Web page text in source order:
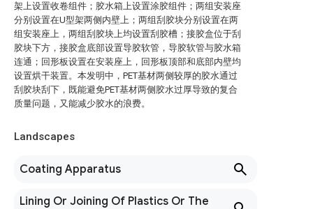
架上设置收卷组件；胶水箱上设置涂胶组件；两组安装座
分别设置在U型架两侧内壁上；两组刮胶块分别设置在两
组安装座上，两组刮胶块上均设置刮胶槽；接胶盒位于刮
胶块下方，接胶盒底部设置导胶软管，导胶软管与胶水箱
连通；回形板设置在安装座上，回形板顶部和底部内壁均
设置烘干装置。本发明中，PET基材两侧较厚的胶水通过
刮胶块刮下，既能避免PET基材两侧胶水过厚导致的复合
质量问题，又能减少胶水的浪费。
Landscapes
Coating Apparatus
Lining Or Joining Of Plastics Or The